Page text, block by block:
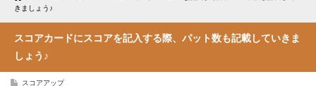
きましょう♪
スコアカードにスコアを記入する際、パット数も記載していきま
しょう♪
スコアアップ